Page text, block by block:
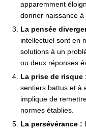
apparemment
donner naissance à
La pensée
intellectuel sont en
solutions à un
ou deux réponses
La prise de risque
sentiers battus et à
implique de
normes établies.
La persévérance :